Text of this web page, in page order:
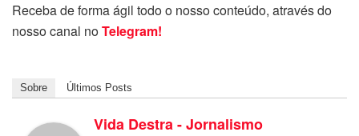
Receba de forma ágil todo o nosso conteúdo, através do
nosso canal noTelegram!
Sobre Últimos Posts
Vida Destra - Jornalismo